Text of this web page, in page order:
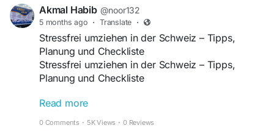
Akmal Habib @noor132
5 months ago · Translate ·
Stressfrei umziehen in der Schweiz – Tipps,
Planung und Checkliste
Stressfrei umziehen in der Schweiz – Tipps,
Planung und Checkliste
Ein Umzug bedeutet Veränderung – und oft auch
eine große organisatorische Herausforderung.
Read more
0 Comments · 5K Views · 0 Reviews